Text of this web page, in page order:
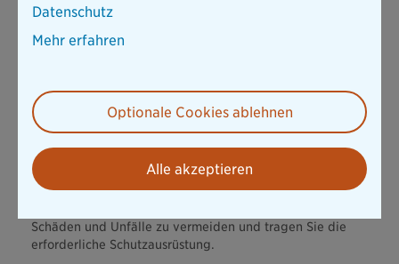
Ihre Versicherung für Elektro-Kleinstfahrzeuge auf dem
erfüllt.
über die geltenden Regeln und Vorschriften für die Nutzung
von E-Scootern im öffentlichen Straßenverkehr, um
Bußgelder oder andere rechtliche Konsequenzen als Fahrer
zu vermeiden.
Sicherheit an erster Stelle: Denken Sie immer an Ihre eigene
Sicherheit und die Sicherheit anderer Verkehrsteilnehmer im
Schäden und Unfälle zu vermeiden und tragen Sie die
erforderliche Schutzausrüstung.
Datenschutz
Mehr erfahren
Optionale Cookies ablehnen
Alle akzeptieren